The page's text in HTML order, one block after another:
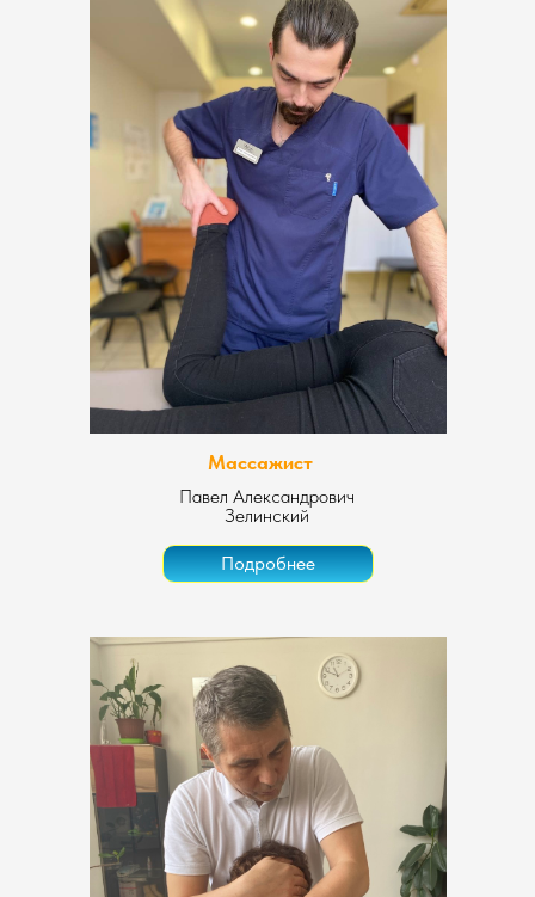
Павел Александрович
Зелинский
Массажист
Подробнее